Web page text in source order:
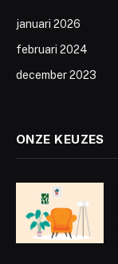
januari 2026
februari 2024
december 2023
ONZE KEUZES